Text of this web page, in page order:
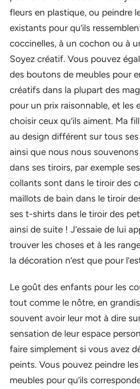
fleurs en plastique, ou peindre
existants pour qu’ils
coccinelles, à un cochon ou à
Soyez créatif. Vous pouvez
des boutons de meubles pour
créatifs dans la plupart des
pour un prix raisonnable, et les
choisir ceux qu’ils aiment. Ma
au design différent sur tous ses
ainsi que nous nous souvenons
dans ses tiroirs, par exemple
collants sont dans le tiroir des
maillots de bain dans le tiroir
ses t-shirts dans le tiroir des
ainsi de suite ! J’essaie de lui
trouver les choses et à les
la décoration n’est que pour
Le goût des enfants pour les
tout comme le nôtre, en
souvent avoir leur mot à dire
sensation de leur espace
faire simplement si vous avez
peints. Vous pouvez peindre
meubles pour qu’ils